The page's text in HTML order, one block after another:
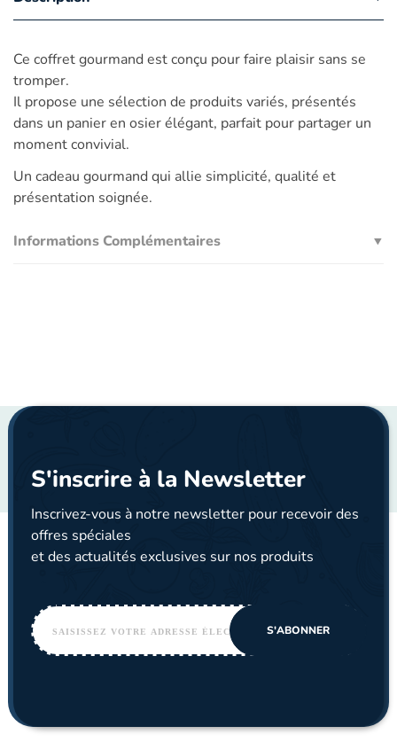
Ce coffret gourmand est conçu pour faire plaisir sans se
tromper.
Il propose une sélection de produits variés, présentés
dans un panier en osier élégant, parfait pour partager un
moment convivial.
Un cadeau gourmand qui allie simplicité, qualité et
présentation soignée.
Informations Complémentaires
S'inscrire à la Newsletter
Inscrivez-vous à notre newsletter pour recevoir des
offres spéciales
et des actualités exclusives sur nos produits